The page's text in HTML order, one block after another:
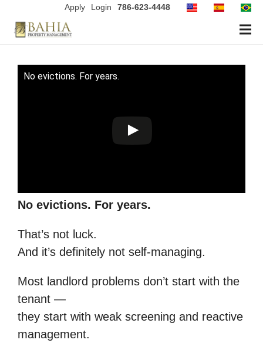
Apply Login 786-623-4448
No evictions. For years.
No evictions. For years.
That’s not luck.
And it’s definitely not self-managing.
Most landlord problems don’t start with the
tenant —
they start with weak screening and reactive
management.